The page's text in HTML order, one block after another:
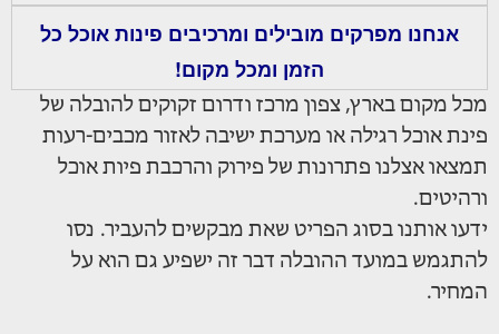
אנחנו מפרקים מובילים ומרכיבים פינות אוכל כל
הזמן ומכל מקום!
מכל מקום בארץ, צפון מרכז ודרום זקוקים להובלה של
פינת אוכל רגילה או מערכת ישיבה לאזור מכבים-רעות
תמצאו אצלנו פתרונות של פירוק והרכבת פיות אוכל
ורהיטים.
ידעו אותנו בסוג הפריט שאת מבקשים להעביר. נסו
להתגמש במועד ההובלה דבר זה ישפיע גם הוא על
המחיר.